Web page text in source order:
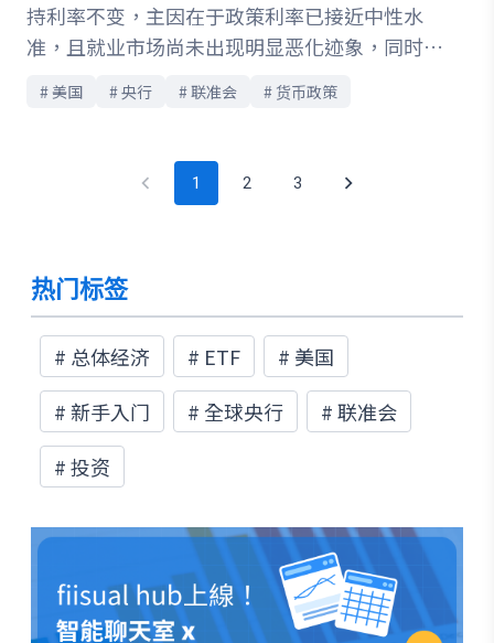
持利率不变，主因在于政策利率已接近中性水
准，且就业市场尚未出现明显恶化迹象，同时通
「暂停降息、等待数据」的审慎策略。本次会议
Powell 记者会将成为关键观察焦点，包含对经济
成长、劳动市场风险、通膨回落动能及未来降息
定价。整体而言，市场对今年降息预期偏向下半
年才启动，全年约 2 码的情境，后续仍需视通膨
与就业数据变化而定。
# 美国 # 央行 # 联准会 # 货币政策
1 2 3
热门标签
# 总体经济 # ETF # 美国
#新手入门 # 全球央行 #联准会
#投资